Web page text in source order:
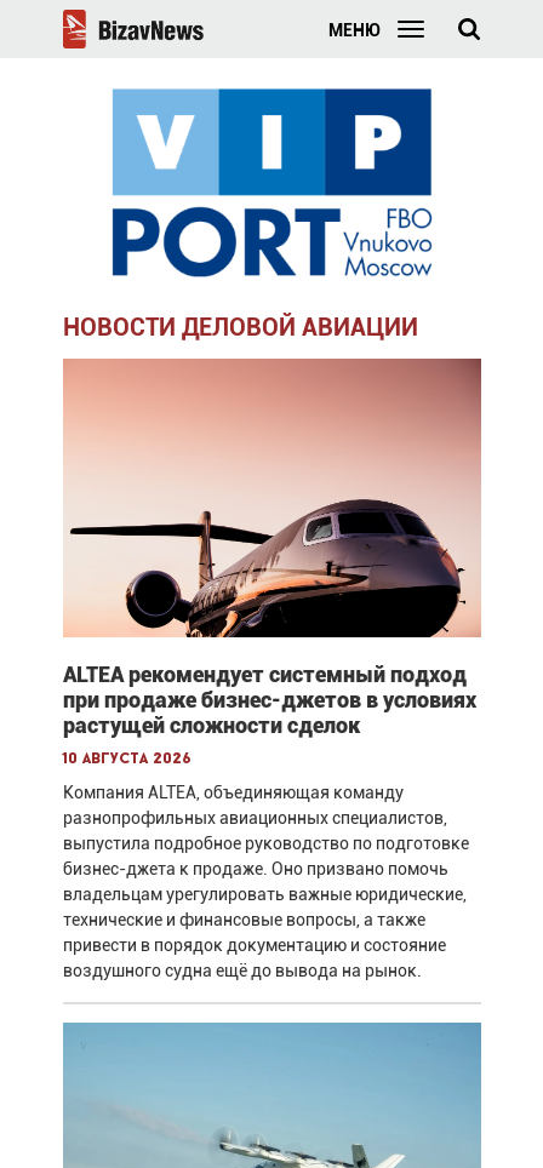
МЕНЮ
НОВОСТИ ДЕЛОВОЙ АВИАЦИИ
ALTEA рекомендует системный подход
при продаже бизнес-джетов в условиях
растущей сложности сделок
10 августа 2026
Компания ALTEA, объединяющая команду
разнопрофильных авиационных специалистов,
выпустила подробное руководство по подготовке
бизнес-джета к продаже. Оно призвано помочь
владельцам урегулировать важные юридические,
технические и финансовые вопросы, а также
привести в порядок документацию и состояние
воздушного судна ещё до вывода на рынок.